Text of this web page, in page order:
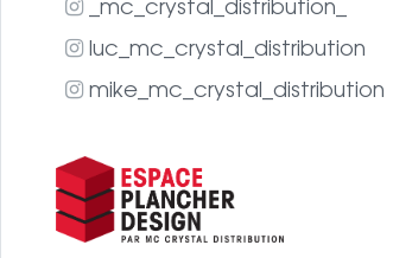
_mc_crystal_distribution_
luc_mc_crystal_distribution
mike_mc_crystal_distribution